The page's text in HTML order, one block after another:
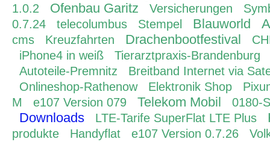
1.0.2
Ofenbau Garitz Versicherungen
0.7.24
telecolumbus Stempel Blauworld
cms Kreuzfahrten Drachenbootfestival
iPhone4 in weiß
Tierarztpraxis-Brandenburg
Autoteile-Premnitz
Breitband Internet via
Onlineshop-Rathenow
Elektronik Shop
M
e107 Version 079 Telekom Mobil 0180-
Downloads LTE-Tarife SuperFlat LTE Plus
produkte Handyflat e107 Version 0.7.26